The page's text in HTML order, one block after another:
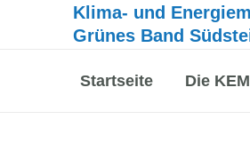
Klima- und
Grünes Band
Startseite Die KEM